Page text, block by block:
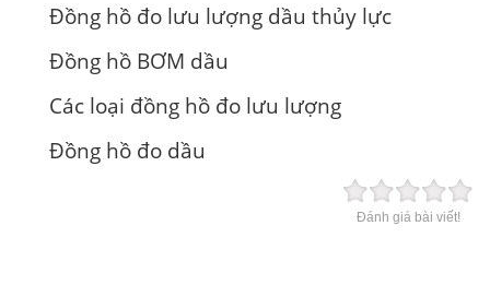
Đồng hồ đo lưu lượng dầu thủy lực
Đồng hồ BƠM dầu
Các loại đồng hồ đo lưu lượng
Đồng hồ đo dầu
Đánh giá bài viết!